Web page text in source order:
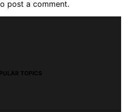
post a comment.
TOPICS